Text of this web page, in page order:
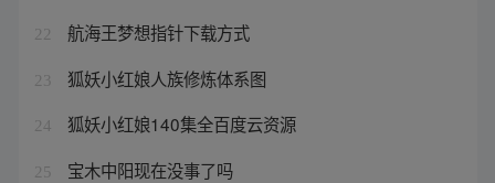
22 航海王梦想指针下载方式
23 狐妖小红娘人族修炼体系图
24 狐妖小红娘140集全百度云资源
25 宝木中阳现在没事了吗